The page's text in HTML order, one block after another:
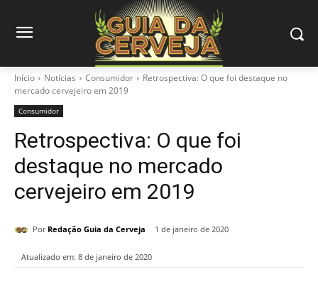
Início Notícias Consumidor
Retrospectiva: O que foi destaque no
mercado cervejeiro em 2019
Consumidor
Retrospectiva: O que foi
destaque no mercado
cervejeiro em 2019
Por Redação Guia da Cerveja 1 de janeiro de 2020
Atualizado em: 8 de janeiro de 2020